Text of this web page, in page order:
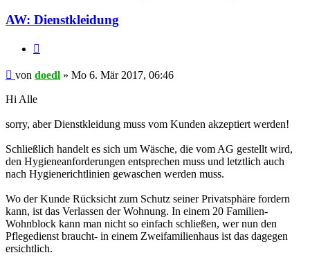
AW: Dienstkleidung
Beitrag
von doedl » Mo 6. Mär 2017, 06:46
Hi Alle
sorry, aber Dienstkleidung muss vom Kunden akzeptiert werden!
Schließlich handelt es sich um Wäsche, die vom AG gestellt wird,
den Hygieneanforderungen entsprechen muss und letztlich auch
nach Hygienerichtlinien gewaschen werden muss.
Wo der Kunde Rücksicht zum Schutz seiner Privatsphäre fordern
kann, ist das Verlassen der Wohnung. In einem 20 Familien-
Wohnblock kann man nicht so einfach schließen, wer nun den
Pflegedienst braucht- in einem Zweifamilienhaus ist das dagegen
ersichtlich.